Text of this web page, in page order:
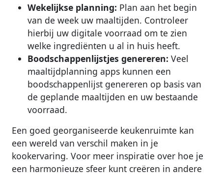
Wekelijkse planning: Plan aan het begin
van de week uw maaltijden. Controleer
hierbij uw digitale voorraad om te zien
welke ingrediënten u al in huis heeft.
Boodschappenlijstjes genereren: Veel
maaltijdplanning apps kunnen een
boodschappenlijst genereren op basis van
de geplande maaltijden en uw bestaande
voorraad.
Een goed georganiseerde keukenruimte kan
een wereld van verschil maken in je
kookervaring. Voor meer inspiratie over hoe je
een harmonieuze sfeer kunt creëren in andere